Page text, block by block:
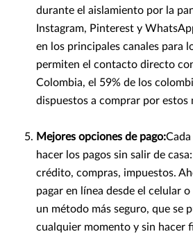
durante el aislamiento por la
Instagram, Pinterest y
en los principales canales para
permiten el contacto directo
Colombia, el 59% de los
dispuestos a comprar por estos
Mejores opciones de pago:Cada
hacer los pagos sin salir de
crédito, compras, impuestos.
pagar en línea desde el celular
un método más seguro, que se
cualquier momento y sin hacer